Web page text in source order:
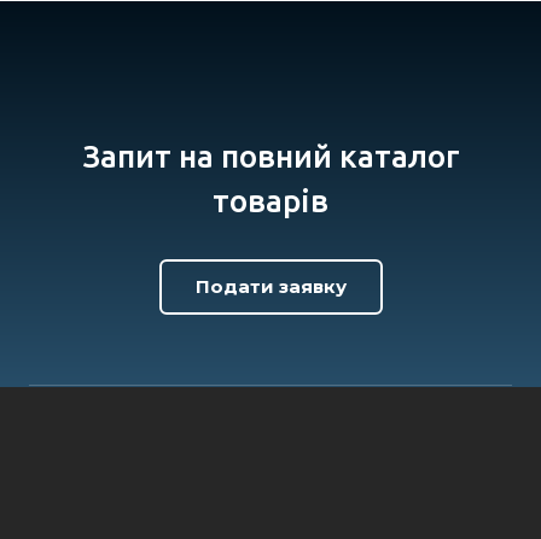
Запит на повний каталог
товарів
Подати заявку